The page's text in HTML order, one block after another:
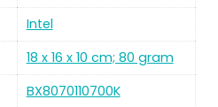
Intel
18 x 16 x 10 cm; 80 gram
BX8070110700K